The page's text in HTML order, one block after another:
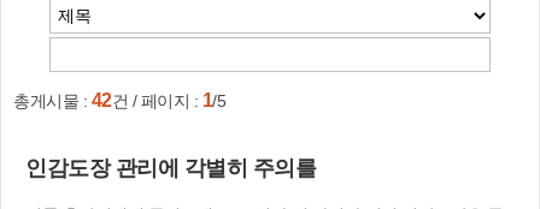
총게시물 : 42건 / 페이지 : 1/5
인감도장 관리에 각별히 주의를